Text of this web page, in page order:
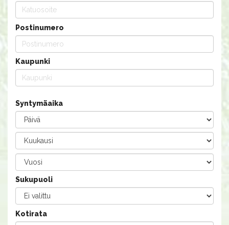
Postinumero
Kaupunki
Syntymäaika
Sukupuoli
Kotirata